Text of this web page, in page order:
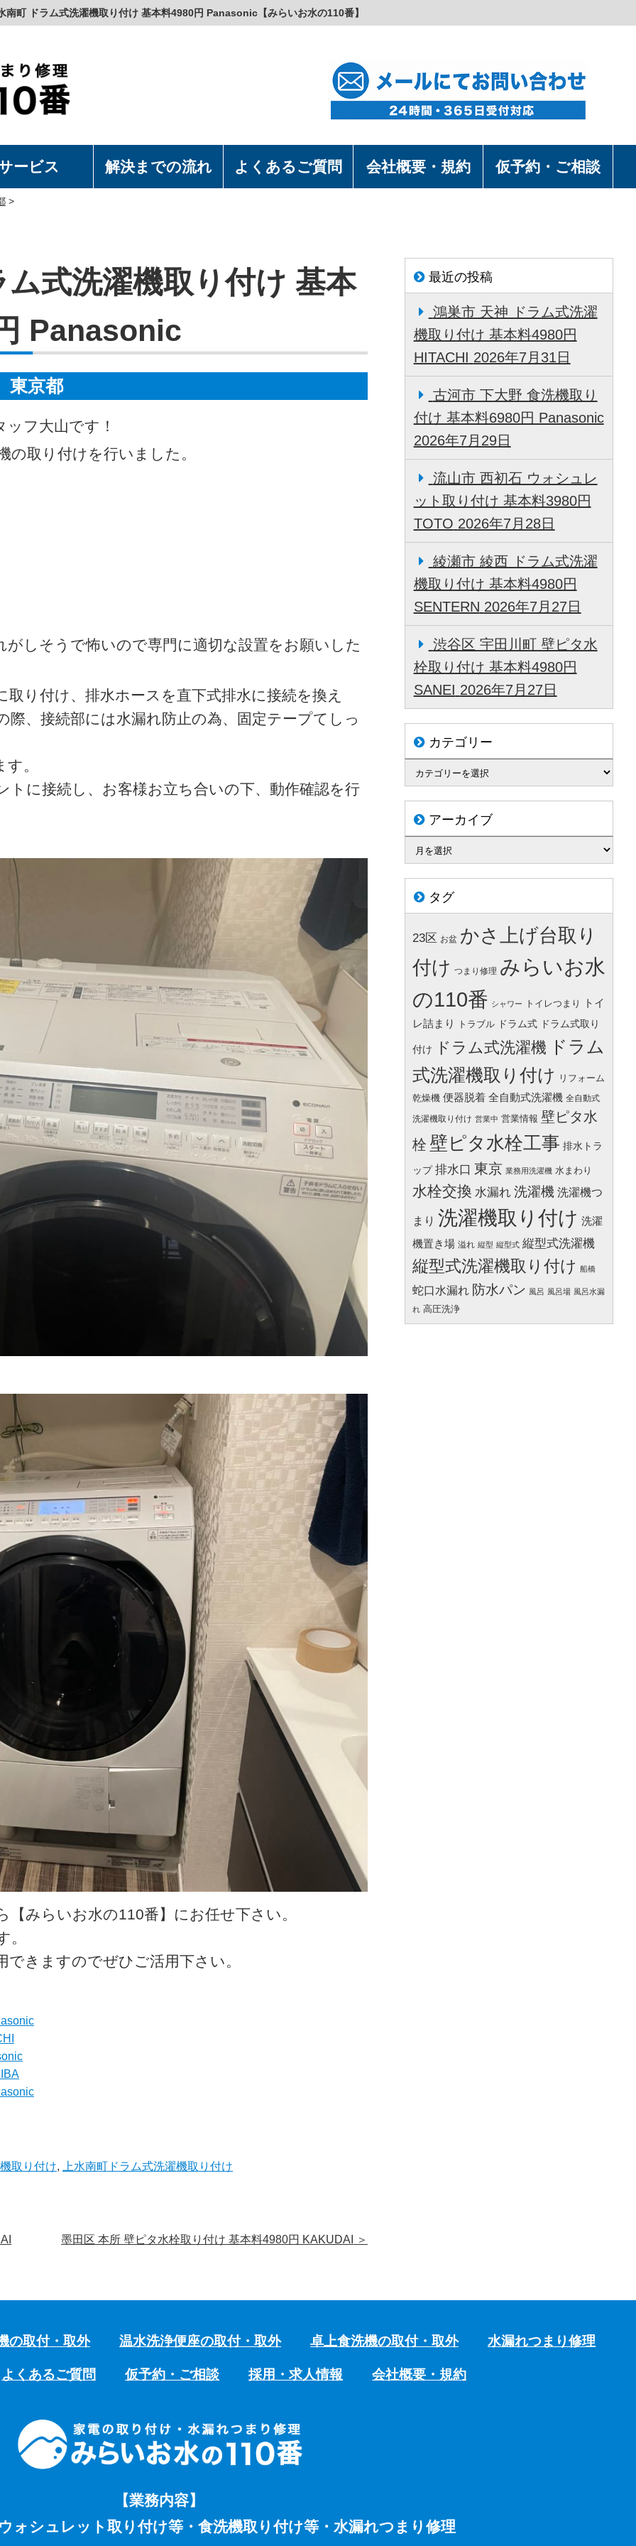
南町 ドラム式洗濯機取り付け 基本料4980円 Panasonic【みらいお水の110番】
ービス
の取付・取外
洗浄便座の取付・取外
洗機の取付・取外
つまり修理
解決までの流れ よくあるご質問 会社概要・規約 仮予約・ご相談
>
式洗濯機取り付け 基本
Panasonic
東京都
フ大山です！
の取り付けを行いました。
しそうで怖いので専門に適切な設置をお願いした
り付け、排水ホースを直下式排水に接続を換え
、接続部には水漏れ防止の為、固定テープてしっ
。
に接続し、お客様お立ち合いの下、動作確認を行
みらいお水の110番】にお任せ下さい。
。
きますのでぜひご活用下さい。
取り付け, 上水南町ドラム式洗濯機取り付け
墨田区 本所 壁ピタ水栓取り付け 基本料4980円 KAKUDAI ＞
最近の投稿
鴻巣市 天神 ドラム式洗濯
機取り付け 基本料4980円
HITACHI 2026年7月31日
古河市 下大野 食洗機取り
付け 基本料6980円 Panasonic
2026年7月29日
流山市 西初石 ウォシュレ
ット取り付け 基本料3980円
TOTO 2026年7月28日
綾瀬市 綾西 ドラム式洗濯
機取り付け 基本料4980円
SENTERN 2026年7月27日
渋谷区 宇田川町 壁ピタ水
栓取り付け 基本料4980円
SANEI 2026年7月27日
カテゴリー
アーカイブ
タグ
23区 お盆 かさ上げ台取り
付け つまり修理 みらいお水
の110番 シャワー トイレつまり
トイ
レ詰まり
トラブル ドラム式 ドラム式取り
付け ドラム式洗濯機 ドラム
式洗濯機取り付け
リフォーム
乾燥機 便器脱着 全自動式洗濯機 全自動式
洗濯機取り付け 営業中 営業情報 壁ピタ水
栓 壁ピタ水栓工事 排水トラ
ップ 排水口 東京 業務用洗濯機 水まわり
水栓交換 水漏れ 洗濯機 洗濯機つ
まり 洗濯機取り付け 洗濯
機置き場 溢れ 縦型 縦型式 縦型式洗濯機
縦型式洗濯機取り付け 船橋
蛇口水漏れ 防水パン 風呂 風呂場 風呂水漏
れ 高圧洗浄
の取付・取外 温水洗浄便座の取付・取外 卓上食洗機の取付・取外 水漏れつまり修理
よくあるご質問 仮予約・ご相談 採用・求人情報 会社概要・規約
【業務内容】
ォシュレット取り付け等・食洗機取り付け等・水漏れつまり修理